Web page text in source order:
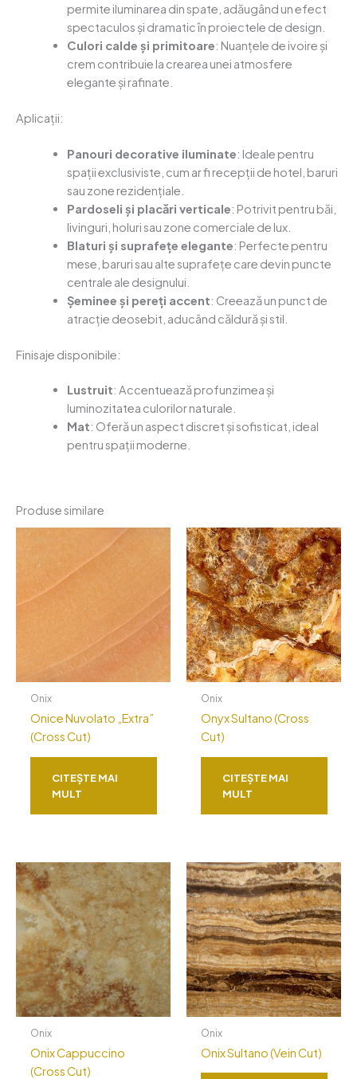
permite iluminarea din spate, adăugând un efect
spectaculos și dramatic în proiectele de design.
Culori calde și primitoare: Nuanțele de ivoire și
crem contribuie la crearea unei atmosfere
elegante și rafinate.
Aplicații:
Panouri decorative iluminate: Ideale pentru
spații exclusiviste, cum ar fi recepții de hotel, baruri
sau zone rezidențiale.
Pardoseli și placări verticale: Potrivit pentru băi,
livinguri, holuri sau zone comerciale de lux.
Blaturi și suprafețe elegante: Perfecte pentru
mese, baruri sau alte suprafețe care devin puncte
centrale ale designului.
Șeminee și pereți accent: Creează un punct de
atracție deosebit, aducând căldură și stil.
Finisaje disponibile:
Lustruit: Accentuează profunzimea și
luminozitatea culorilor naturale.
Mat: Oferă un aspect discret și sofisticat, ideal
pentru spații moderne.
Produse similare
Onix
Onice Nuvolato „Extra”
(Cross Cut)
CITEȘTE MAI
MULT
Onix
Onyx Sultano (Cross
Cut)
CITEȘTE MAI
MULT
Onix
Onix Cappuccino
(Cross Cut)
Onix
Onix Sultano (Vein Cut)